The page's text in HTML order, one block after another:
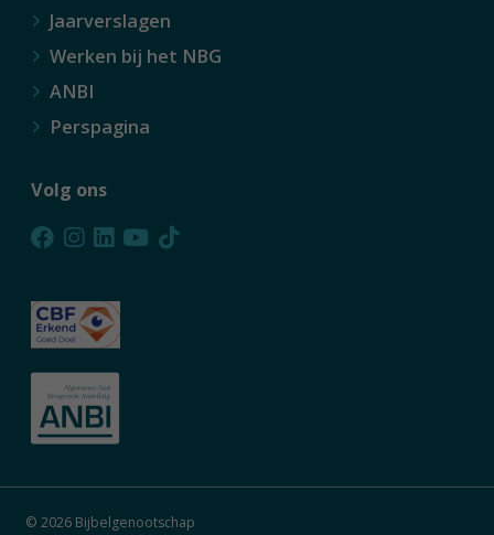
Jaarverslagen
Werken bij het NBG
ANBI
Perspagina
Volg ons
© 2026 Bijbelgenootschap